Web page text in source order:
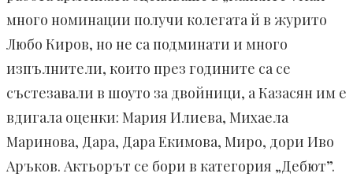
много номинации получи колегата й в журито
Любо Киров, но не са подминати и много
изпълнители, които през годините са се
състезавали в шоуто за двойници, а Казасян им е
вдигала оценки: Мария Илиева, Михаела
Маринова, Дара, Дара Екимова, Миро, дори Иво
Аръков. Актьорът се бори в категория „Дебют”.